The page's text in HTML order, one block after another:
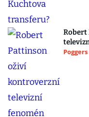
Poggers